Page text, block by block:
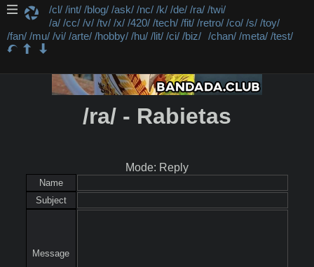
/cl/ /int/ /blog/ /ask/ /nc/ /k/ /de/ /ra/ /twi/
/a/ /cc/ /v/ /tv/ /x/ /420/ /tech/ /fit/ /retro/ /co/ /s/ /toy/
/fan/ /mu/ /vi/ /arte/ /hobby/ /hu/ /lit/ /ci/ /biz/ /chan/ /meta/ /test/
/ra/ - Rabietas
Mode: Reply
Name
Subject
Message